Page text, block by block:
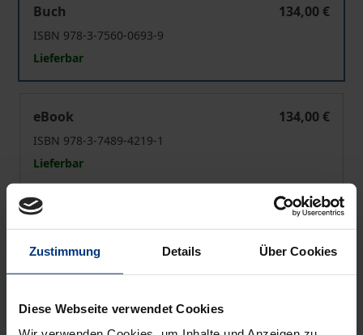
Zustimmung Details Über Cookies
Diese Webseite verwendet Cookies
Buch
134,00 €
ISBN 978-3-7560-0693-9
Lieferbar
eBook
134,00 €
ISBN 978-3-7489-4219-1
Lieferbar
Preisangaben inkl. MwSt. Abhängig von der Lieferadresse
kann die MwSt. an der Kasse variieren.
In den Warenkorb
Zur Wunschliste hinzufügen
Hinweise zu Versandkosten